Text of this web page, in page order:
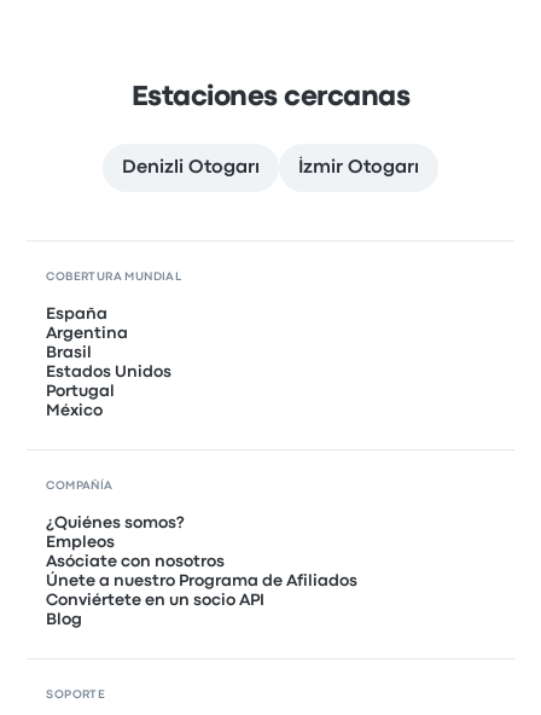
Estaciones cercanas
Denizli Otogarı İzmir Otogarı
COBERTURA MUNDIAL
España
Argentina
Brasil
Estados Unidos
Portugal
México
COMPAÑÍA
¿Quiénes somos?
Empleos
Asóciate con nosotros
Únete a nuestro Programa de Afiliados
Conviértete en un socio API
Blog
SOPORTE